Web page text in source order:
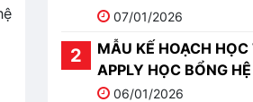
TỐT NHẤT 2026
07/01/2026
MẪU KẾ HOẠCH HỌC
APPLY HỌC BỔNG
DU HỌC TRUNG QUỐC
06/01/2026